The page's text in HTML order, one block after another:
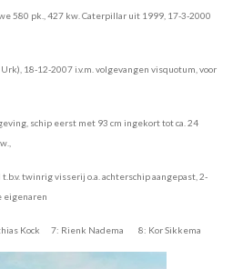
580 pk., 427 kw. Caterpillar uit 1999, 17-3-2000
Urk), 18-12-2007 i.v.m. volgevangen visquotum, voor
schip eerst met 93 cm ingekort tot ca. 24
twinrig visserij o.a. achterschip aangepast, 2-
eigenaren
Kock 7: Rienk Nadema 8: Kor Sikkema